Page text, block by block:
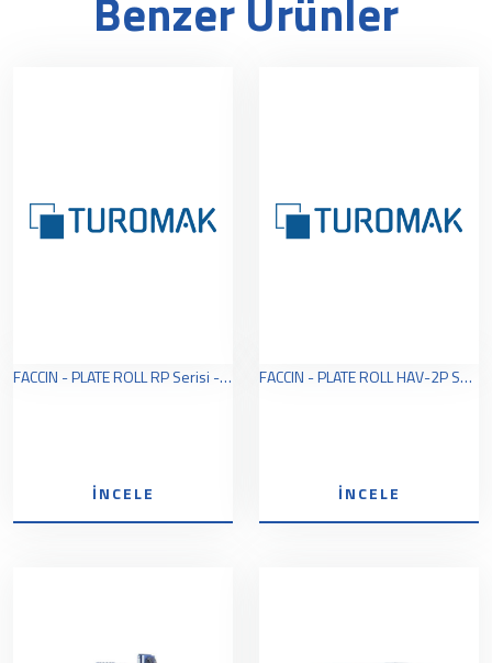
FACCIN - PLATE ROLL RP Serisi - Gemi İnşaa Plakaları Silindir Bülme Makinaları
İNCELE
FACCIN - PLATE ROLL HAV-2P Serisi - 2 Toplu Uzun Silindir Bükme Makinaları
İNCELE